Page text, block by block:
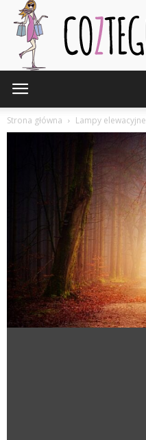
Strona główna Lampy elewacyjne